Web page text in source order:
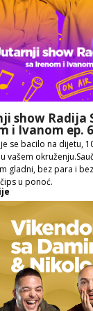
show Radija
i Ivanom ep.
se bacilo na dijetu,
vašem
gladni, bez para i
u ponoć.